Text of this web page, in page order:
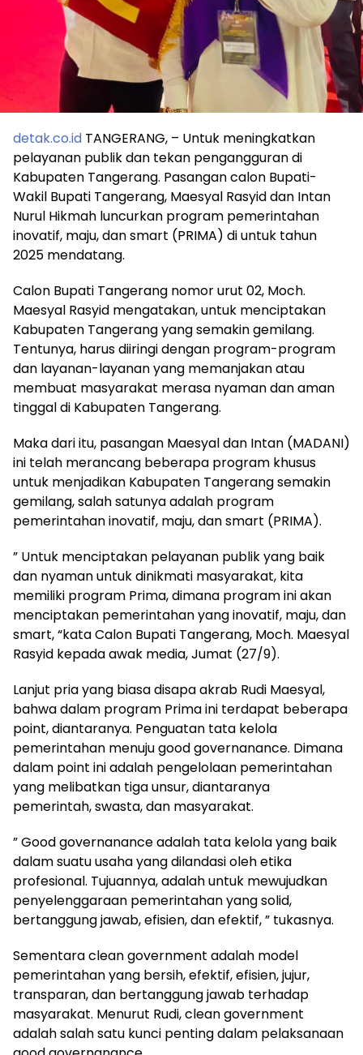
detak.co.id TANGERANG, – Untuk meningkatkan
pelayanan publik dan tekan pengangguran di
Kabupaten Tangerang. Pasangan calon Bupati-
Wakil Bupati Tangerang, Maesyal Rasyid dan Intan
Nurul Hikmah luncurkan program pemerintahan
inovatif, maju, dan smart (PRIMA) di untuk tahun
2025 mendatang.
Calon Bupati Tangerang nomor urut 02, Moch.
Maesyal Rasyid mengatakan, untuk menciptakan
Kabupaten Tangerang yang semakin gemilang.
Tentunya, harus diiringi dengan program-program
dan layanan-layanan yang memanjakan atau
membuat masyarakat merasa nyaman dan aman
tinggal di Kabupaten Tangerang.
Maka dari itu, pasangan Maesyal dan Intan (MADANI)
ini telah merancang beberapa program khusus
untuk menjadikan Kabupaten Tangerang semakin
gemilang, salah satunya adalah program
pemerintahan inovatif, maju, dan smart (PRIMA).
” Untuk menciptakan pelayanan publik yang baik
dan nyaman untuk dinikmati masyarakat, kita
memiliki program Prima, dimana program ini akan
menciptakan pemerintahan yang inovatif, maju, dan
smart, “kata Calon Bupati Tangerang, Moch. Maesyal
Rasyid kepada awak media, Jumat (27/9).
Lanjut pria yang biasa disapa akrab Rudi Maesyal,
bahwa dalam program Prima ini terdapat beberapa
point, diantaranya. Penguatan tata kelola
pemerintahan menuju good governanance. Dimana
dalam point ini adalah pengelolaan pemerintahan
yang melibatkan tiga unsur, diantaranya
pemerintah, swasta, dan masyarakat.
” Good governanance adalah tata kelola yang baik
dalam suatu usaha yang dilandasi oleh etika
profesional. Tujuannya, adalah untuk mewujudkan
penyelenggaraan pemerintahan yang solid,
bertanggung jawab, efisien, dan efektif, ” tukasnya.
Sementara clean government adalah model
pemerintahan yang bersih, efektif, efisien, jujur,
transparan, dan bertanggung jawab terhadap
masyarakat. Menurut Rudi, clean government
adalah salah satu kunci penting dalam pelaksanaan